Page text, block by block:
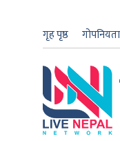
गृह पृष्ठ गोपनियता